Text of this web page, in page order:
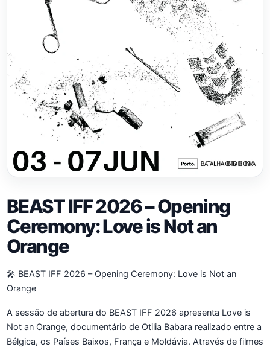
BEAST IFF 2026 – Opening
Ceremony: Love is Not an
Orange
🎤 BEAST IFF 2026 – Opening Ceremony: Love is Not an
Orange
A sessão de abertura do BEAST IFF 2026 apresenta Love is
Not an Orange, documentário de Otilia Babara realizado entre a
Bélgica, os Países Baixos, França e Moldávia. Através de filmes